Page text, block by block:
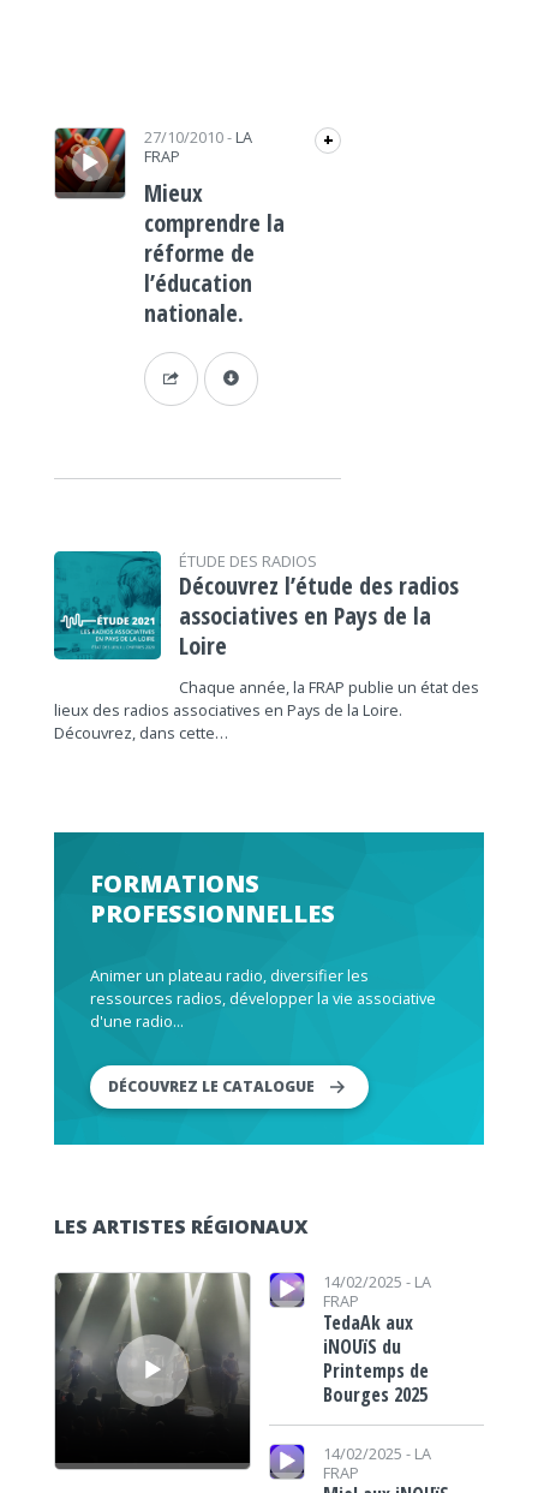
Lecteur audio 27/10/2010- LA
FRAP
+
Mieux
comprendre la
réforme de
l’éducation
nationale.
ÉTUDE DES RADIOS
Découvrez l’étude des radios
associatives en Pays de la
Loire
Chaque année, la FRAP publie un état des
lieux des radios associatives en Pays de la Loire.
Découvrez, dans cette…
FORMATIONS
PROFESSIONNELLES
Animer un plateau radio, diversifier les
ressources radios, développer la vie associative
d'une radio...
DÉCOUVREZ LE CATALOGUE
LES ARTISTES RÉGIONAUX
Lecteur audio
Lecteur audio 14/02/2025 - LA
FRAP
TedaAk aux
iNOUïS du
Printemps de
Bourges 2025
Lecteur audio
14/02/2025 - LA
FRAP